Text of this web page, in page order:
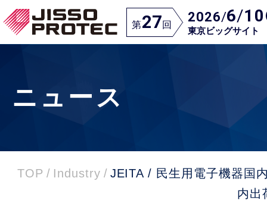
第27回 2026/6/10
東京ビッグサイト
ニュース
TOP / Industry / JEITA / 民生用電子機器国
内出